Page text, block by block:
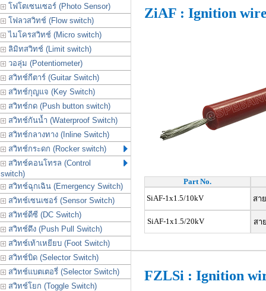
โฟโตเซนเซอร์ (Photo Sensor)
โฟลวสวิทช์ (Flow switch)
ไมโครสวิทช์ (Micro switch)
ลิมิทสวิทช์ (Limit switch)
วอลุ่ม (Potentiometer)
สวิทช์กีตาร์ (Guitar Switch)
สวิทช์กุญแจ (Key Switch)
สวิทช์กด (Push button switch)
สวิทช์กันน้ำ (Waterproof Switch)
สวิทช์กลางทาง (Inline Switch)
สวิทช์กระดก (Rocker switch)
สวิทช์คอนโทรล (Control
switch)
สวิทช์ฉุกเฉิน (Emergency Switch)
สวิทช์เซนเซอร์ (Sensor Switch)
สวิทช์ดีซี (DC Switch)
สวิทช์ดึง (Push Pull Switch)
สวิทช์เท้าเหยียบ (Foot Switch)
สวิทช์บิด (Selector Switch)
สวิทช์แบตเตอรี่ (Selector Switch)
สวิทช์โยก (Toggle Switch)
ZiAF : Ignition
Part No.
SiAF-1x1.5/10kV
สา
SiAF-1x1.5/20kV สา
FZLSi : Ignition